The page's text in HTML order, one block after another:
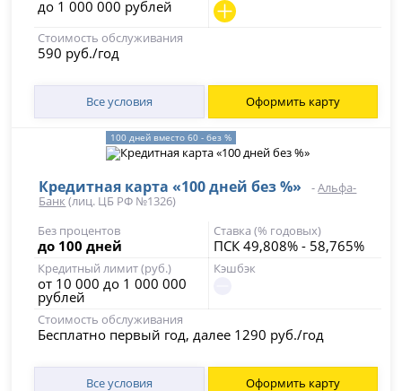
до 1 000 000 рублей
Стоимость обслуживания
590 руб./год
Все условия Оформить карту
100 дней вместо 60 - без %
Кредитная карта «100 дней без %» -Альфа-
Банк (лиц. ЦБ РФ №1326)
Без процентов
до 100 дней
Ставка (% годовых)
ПСК 49,808% - 58,765%
Кредитный лимит (руб.)
от 10 000 до 1 000 000
рублей
Кэшбэк
Стоимость обслуживания
Бесплатно первый год, далее 1290 руб./год
Все условия Оформить карту